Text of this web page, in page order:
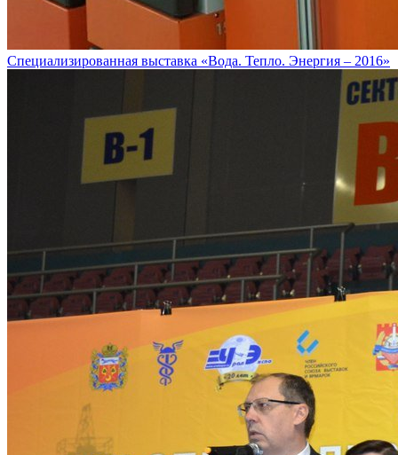
Специализированная выставка «Вода. Тепло. Энергия – 2016»